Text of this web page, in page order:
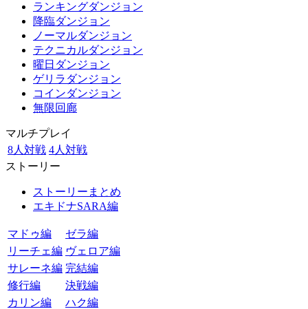
ランキングダンジョン
降臨ダンジョン
ノーマルダンジョン
テクニカルダンジョン
曜日ダンジョン
ゲリラダンジョン
コインダンジョン
無限回廊
マルチプレイ
8人対戦 4人対戦
ストーリー
ストーリーまとめ
エキドナSARA編
マドゥ編
ゼラ編
リーチェ編 ヴェロア編
サレーネ編 完結編
修行編
決戦編
カリン編
ハク編